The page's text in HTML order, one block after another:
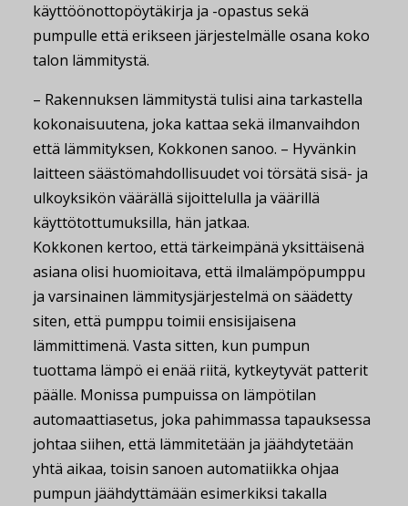
käyttöönottopöytäkirja ja -opastus sekä
pumpulle että erikseen järjestelmälle osana koko
talon lämmitystä.
– Rakennuksen lämmitystä tulisi aina tarkastella
kokonaisuutena, joka kattaa sekä ilmanvaihdon
että lämmityksen, Kokkonen sanoo. – Hyvänkin
laitteen säästömahdollisuudet voi törsätä sisä- ja
ulkoyksikön väärällä sijoittelulla ja väärillä
käyttötottumuksilla, hän jatkaa.
Kokkonen kertoo, että tärkeimpänä yksittäisenä
asiana olisi huomioitava, että ilmalämpöpumppu
ja varsinainen lämmitysjärjestelmä on säädetty
siten, että pumppu toimii ensisijaisena
lämmittimenä. Vasta sitten, kun pumpun
tuottama lämpö ei enää riitä, kytkeytyvät patterit
päälle. Monissa pumpuissa on lämpötilan
automaattiasetus, joka pahimmassa tapauksessa
johtaa siihen, että lämmitetään ja jäähdytetään
yhtä aikaa, toisin sanoen automatiikka ohjaa
pumpun jäähdyttämään esimerkiksi takalla